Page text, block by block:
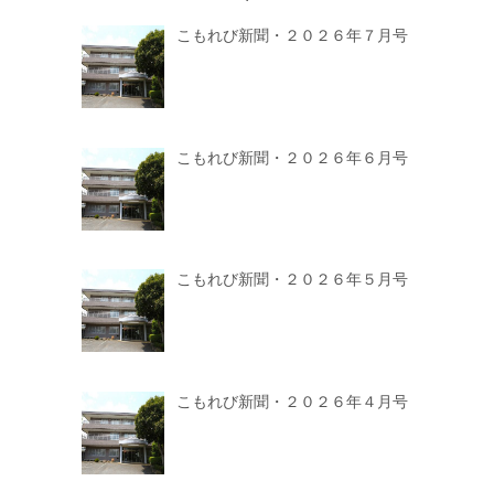
こもれび新聞・２０２６年７月号
こもれび新聞・２０２６年６月号
こもれび新聞・２０２６年５月号
こもれび新聞・２０２６年４月号